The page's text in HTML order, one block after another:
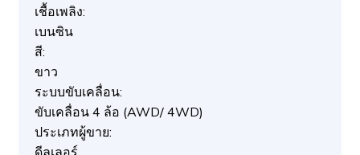
เชื้อเพลิง:
เบนซิน
สี:
ขาว
ระบบขับเคลื่อน:
ขับเคลื่อน 4 ล้อ (AWD/ 4WD)
ประเภทผู้ขาย:
ดีลเลอร์